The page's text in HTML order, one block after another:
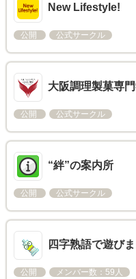
New Lifestyle!
公開 公式サークル
大阪調理製菓専
公開 公式サークル
“絆”の案内所
公開 公式サークル
四字熟語で遊び
公開 メンバー数：59人